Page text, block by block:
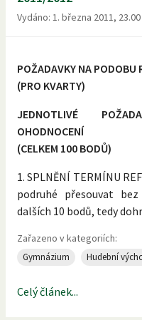
Vydáno: 1. března 2011, 23.00
POŽADAVKY NA PODOBU
(PRO KVARTY)
JEDNOTLIVÉ
OHODNOCENÍ
(CELKEM 100 BODŮ)
1. SPLNĚNÍ TERMÍNU
podruhé přesouvat
dalších 10 bodů, tedy
Zařazeno v kategoriích:
Gymnázium Hudební
Celý článek...